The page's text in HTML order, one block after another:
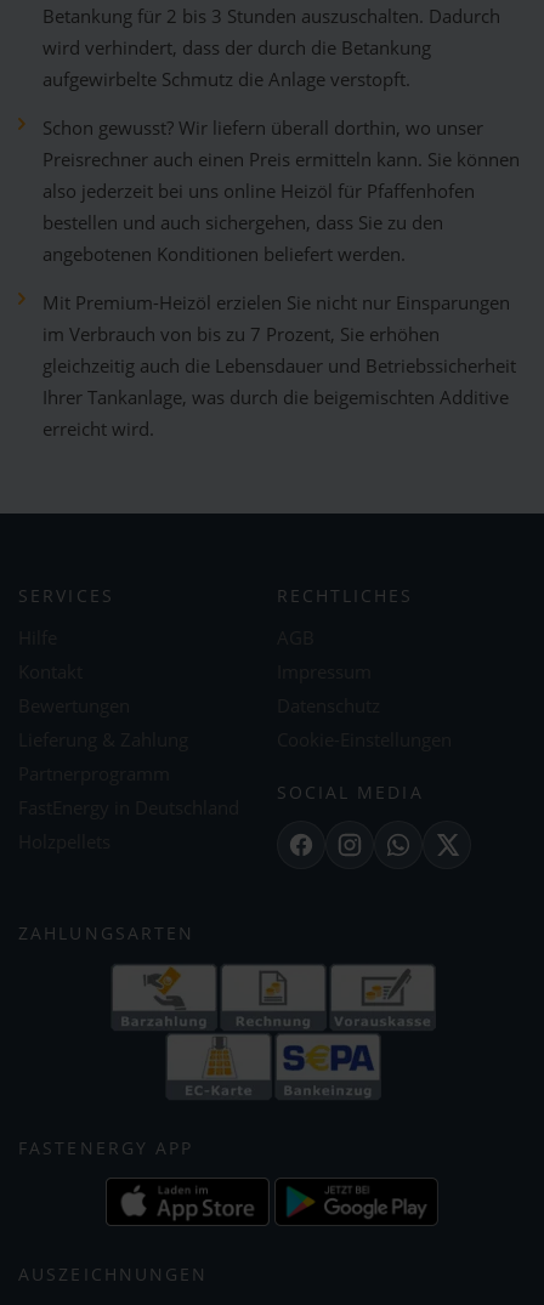
Betankung für 2 bis 3 Stunden auszuschalten. Dadurch
wird verhindert, dass der durch die Betankung
aufgewirbelte Schmutz die Anlage verstopft.
Schon gewusst? Wir liefern überall dorthin, wo unser
Preisrechner auch einen Preis ermitteln kann. Sie können
also jederzeit bei uns online Heizöl für Pfaffenhofen
bestellen und auch sichergehen, dass Sie zu den
angebotenen Konditionen beliefert werden.
Mit Premium-Heizöl erzielen Sie nicht nur Einsparungen
im Verbrauch von bis zu 7 Prozent, Sie erhöhen
gleichzeitig auch die Lebensdauer und Betriebssicherheit
Ihrer Tankanlage, was durch die beigemischten Additive
erreicht wird.
SERVICES RECHTLICHES
SOCIAL MEDIA
FacebookInstagramWhatsApp
X
ZAHLUNGSARTEN
FASTENERGY APP
AUSZEICHNUNGEN